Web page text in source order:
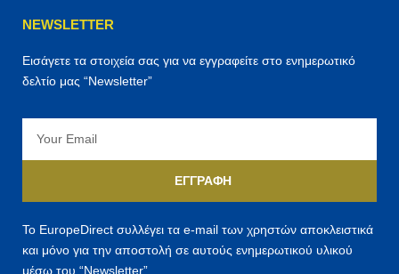
NEWSLETTER
Εισάγετε τα στοιχεία σας για να εγγραφείτε στο ενημερωτικό
δελτίο μας “Newsletter”
ΕΓΓΡΑΦΉ
Το EuropeDirect συλλέγει τα e-mail των χρηστών αποκλειστικά
και μόνο για την αποστολή σε αυτούς ενημερωτικού υλικού
μέσω του “Newsletter”.